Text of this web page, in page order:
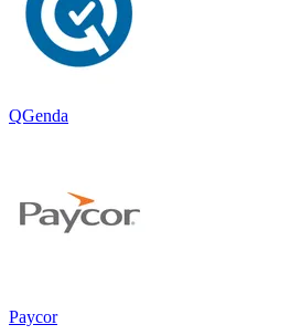
QGenda
Paycor